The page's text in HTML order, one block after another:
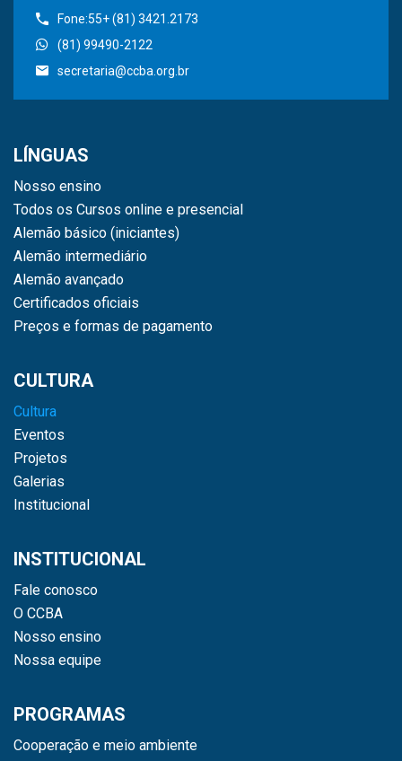
Fone:55+ (81) 3421.2173
(81) 99490-2122
secretaria@ccba.org.br
LÍNGUAS
Nosso ensino
Todos os Cursos online e presencial
Alemão básico (iniciantes)
Alemão intermediário
Alemão avançado
Certificados oficiais
Preços e formas de pagamento
CULTURA
Cultura
Eventos
Projetos
Galerias
Institucional
INSTITUCIONAL
Fale conosco
O CCBA
Nosso ensino
Nossa equipe
PROGRAMAS
Cooperação e meio ambiente